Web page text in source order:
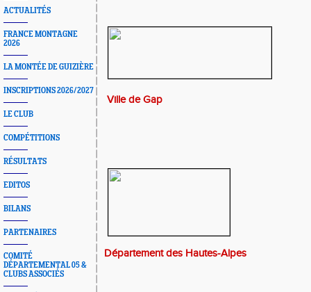
ACTUALITÉS
FRANCE MONTAGNE
2026
LA MONTÉE DE GUIZIÈRE
INSCRIPTIONS 2026/2027
LE CLUB
COMPÉTITIONS
RÉSULTATS
EDITOS
BILANS
PARTENAIRES
COMITÉ
DÉPARTEMENTAL 05 &
CLUBS ASSOCIÉS
Ville de Gap
Département des Hautes-Alpes